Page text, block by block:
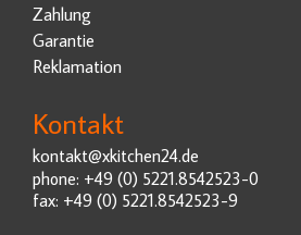
Zahlung
Garantie
Reklamation
Kontakt
kontakt@xkitchen24.de
phone: +49 (0) 5221.8542523-0
fax: +49 (0) 5221.8542523-9